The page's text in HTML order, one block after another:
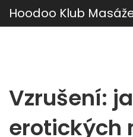
Hoodoo Klub
Vzrušení:
erotických